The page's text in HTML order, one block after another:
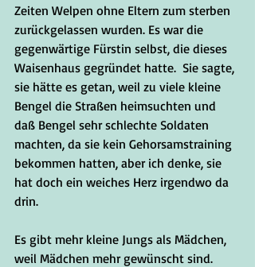
Zeiten Welpen ohne Eltern zum sterben
zurückgelassen wurden. Es war die
gegenwärtige Fürstin selbst, die dieses
Waisenhaus gegründet hatte.  Sie sagte,
sie hätte es getan, weil zu viele kleine
Bengel die Straßen heimsuchten und
daß Bengel sehr schlechte Soldaten
machten, da sie kein Gehorsamstraining
bekommen hatten, aber ich denke, sie
hat doch ein weiches Herz irgendwo da
drin.
Es gibt mehr kleine Jungs als Mädchen,
weil Mädchen mehr gewünscht sind.